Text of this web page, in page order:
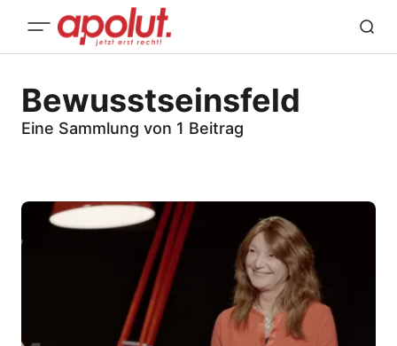
Bewusstseinsfeld
Eine Sammlung von 1 Beitrag